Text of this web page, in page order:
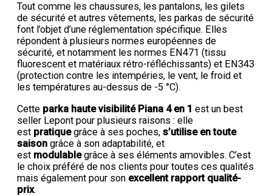
Tout comme les chaussures, les pantalons, les gilets
de sécurité et autres vêtements, les parkas de sécurité
font l’objet d’une réglementation spécifique. Elles
répondent à plusieurs normes européennes de
sécurité, et notamment les normes EN471 (tissu
fluorescent et matériaux rétro-réfléchissants) et EN343
(protection contre les intempéries, le vent, le froid et
les températures au-dessus de -5 °C).
Cette parka haute visibilité Piana 4 en 1 est un best
seller Lepont pour plusieurs raisons : elle
est pratiquegrâce à ses poches, s’utilise en toute
saison grâce à son adaptabilité, et
est modulablegrâce à ses éléments amovibles. C’est
le choix préféré de nos clients pour toutes ces qualités
mais également pour son excellent rapport qualité-
prix.